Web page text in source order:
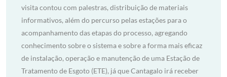
visita contou com palestras, distribuição de materiais
informativos, além do percurso pelas estações para o
acompanhamento das etapas do processo, agregando
conhecimento sobre o sistema e sobre a forma mais eficaz
de instalação, operação e manutenção de uma Estação de
Tratamento de Esgoto (ETE), já que Cantagalo irá receber